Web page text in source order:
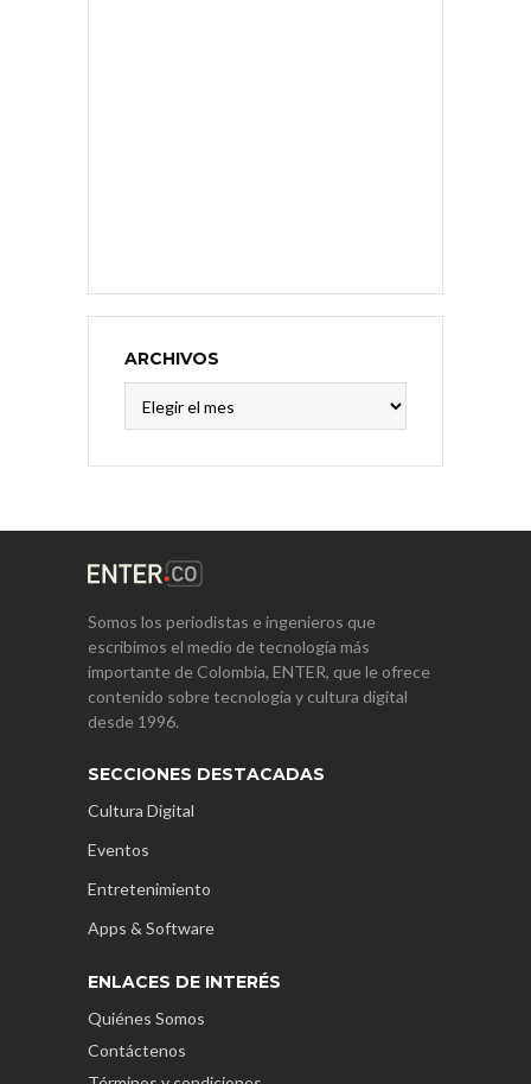
ARCHIVOS
Somos los periodistas e ingenieros que
escribimos el medio de tecnología más
importante de Colombia, ENTER, que le ofrece
contenido sobre tecnología y cultura digital
desde 1996.
SECCIONES DESTACADAS
Cultura Digital
Eventos
Entretenimiento
Apps & Software
ENLACES DE INTERÉS
Quiénes Somos
Contáctenos